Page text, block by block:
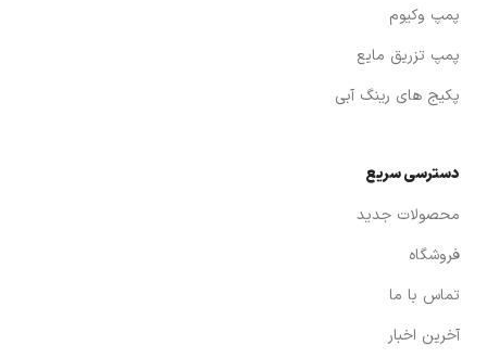
پمپ وکیوم
پمپ تزریق مایع
پکیج های رینگ آبی
دسترسی سریع
محصولات جدید
فروشگاه
تماس با ما
آخرین اخبار